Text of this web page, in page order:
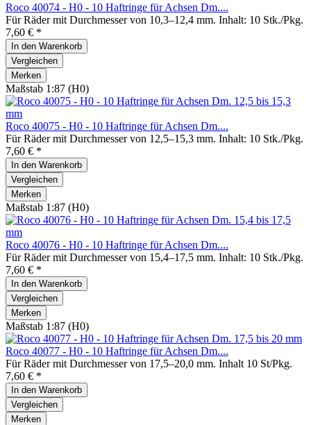
Roco 40074 - H0 - 10 Haftringe für Achsen Dm....
Für Räder mit Durchmesser von 10,3–12,4 mm. Inhalt: 10 Stk./Pkg.
7,60 € *
In den Warenkorb
Vergleichen
Merken
Maßstab 1:87 (H0)
Roco 40075 - H0 - 10 Haftringe für Achsen Dm....
Für Räder mit Durchmesser von 12,5–15,3 mm. Inhalt: 10 Stk./Pkg.
7,60 € *
In den Warenkorb
Vergleichen
Merken
Maßstab 1:87 (H0)
Roco 40076 - H0 - 10 Haftringe für Achsen Dm....
Für Räder mit Durchmesser von 15,4–17,5 mm. Inhalt: 10 Stk./Pkg.
7,60 € *
In den Warenkorb
Vergleichen
Merken
Maßstab 1:87 (H0)
Roco 40077 - H0 - 10 Haftringe für Achsen Dm....
Für Räder mit Durchmesser von 17,5–20,0 mm. Inhalt 10 St/Pkg.
7,60 € *
In den Warenkorb
Vergleichen
Merken